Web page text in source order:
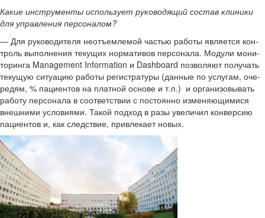
Какие ин­стру­мен­ты ис­поль­зу­ет ру­ко­во­дя­щий со­став кли­ни­ки
для управ­ле­ния пер­со­на­лом?
― Для ру­ко­во­ди­те­ля неотъ­ем­ле­мой ча­стью ра­бо­ты яв­ля­ет­ся кон­
троль вы­пол­не­ния те­ку­щих нор­ма­ти­вов пер­со­на­ла. Мо­ду­ли мо­ни­
то­рин­га Management Information и Dashboard поз­во­ля­ют по­лу­чать
те­ку­щую си­ту­а­цию ра­бо­ты ре­ги­стра­ту­ры (дан­ные по услу­гам, оче­
ре­дям, % па­ци­ен­тов на плат­ной ос­но­ве и т.п.) и ор­га­ни­зо­вы­вать
ра­бо­ту пер­со­на­ла в со­от­вет­ствии с по­сто­ян­но из­ме­ня­ю­щи­ми­ся
внеш­ни­ми усло­ви­я­ми. Такой под­ход в разы уве­ли­чил кон­вер­сию
па­ци­ен­тов и, как след­ствие, при­вле­ка­ет новых.